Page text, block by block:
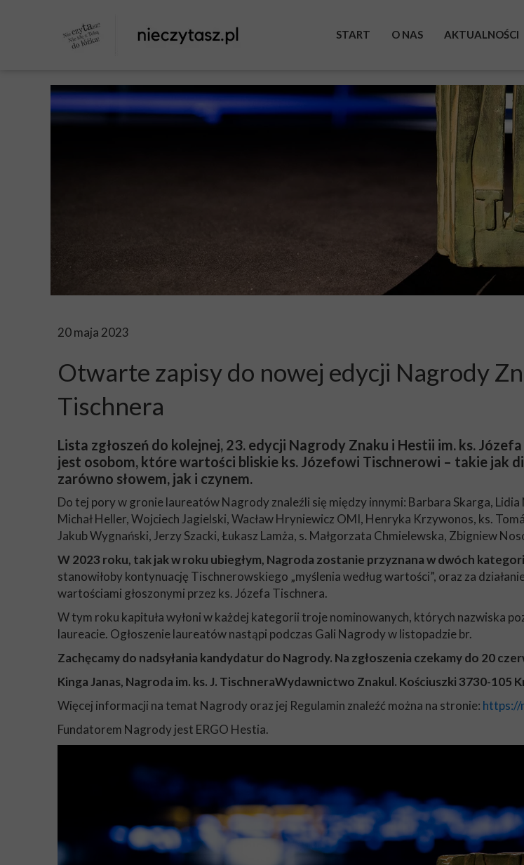
START O NAS
WYSTAWA
ZRZUTKA
POMAGAM
AKTUALNOŚCI
20 maja 2023
Otwarte zapisy do nowej edycji Nagrody
Tischnera
Lista zgłoszeń do kolejnej, 23. edycji Nagrody Znaku i Hestii im. ks.
jest osobom, które wartości bliskie ks. Józefowi Tischnerowi – takie jak
zarówno słowem, jak i czynem.
Do tej pory w gronie laureatów Nagrody znaleźli się między innymi: Barbara Skarga,
Michał Heller, Wojciech Jagielski, Wacław Hryniewicz OMI, Henryka Krzywonos, ks.
Jakub Wygnański, Jerzy Szacki, Łukasz Lamża, s. Małgorzata Chmielewska, Zbigniew
W 2023 roku, tak jak w roku ubiegłym, Nagroda zostanie przyznana w dwóch
stanowiłoby kontynuację Tischnerowskiego „myślenia według wartości”, oraz za
wartościami głoszonymi przez ks. Józefa Tischnera.
W tym roku kapituła wyłoni w każdej kategorii troje nominowanych, których nazwiska
laureacie. Ogłoszenie laureatów nastąpi podczas Gali Nagrody w listopadzie br.
Zachęcamy do nadsyłania kandydatur do Nagrody. Na zgłoszenia czekamy do 20
Kinga Janas, Nagroda im. ks. J. TischneraWydawnictwo Znakul. Kościuszki 3730-105
Więcej informacji na temat Nagrody oraz jej Regulamin znaleźć można na stronie: https://
Fundatorem Nagrody jest ERGO Hestia.